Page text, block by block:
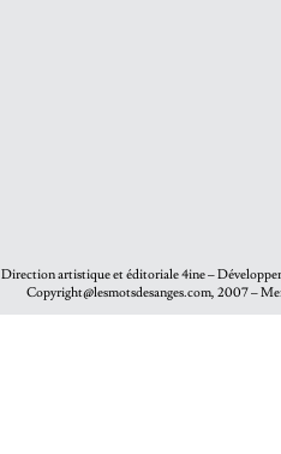
Direction artistique et éditoriale4ine–
Copyright@lesmotsdesanges.com, 2007 –